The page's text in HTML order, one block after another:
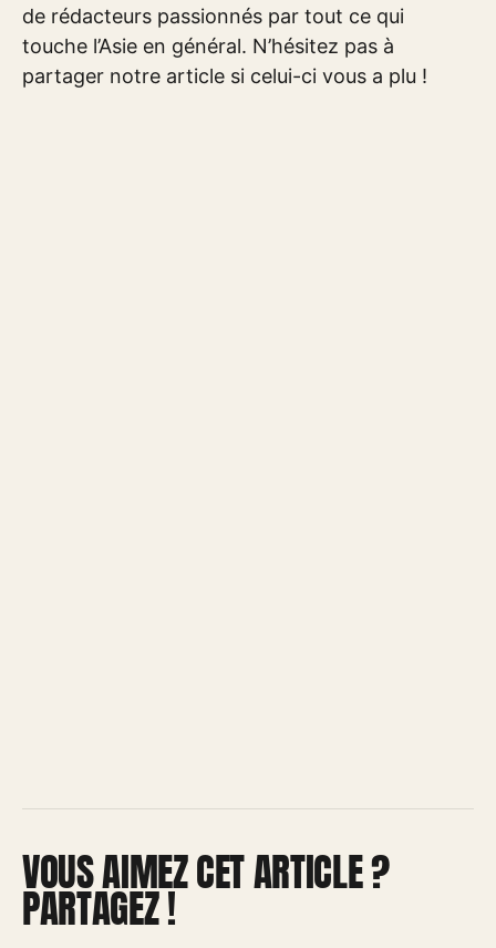
de rédacteurs passionnés par tout ce qui
touche l’Asie en général. N’hésitez pas à
partager notre article si celui-ci vous a plu !
VOUS AIMEZ CET ARTICLE ?
PARTAGEZ !